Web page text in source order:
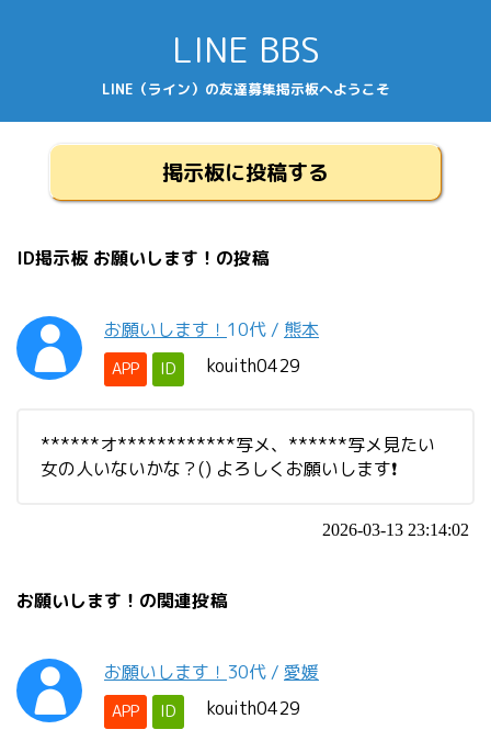
LINE BBS
LINE（ライン）の友達募集掲示板へようこそ
掲示板に投稿する
ID掲示板 お願いします！の投稿
お願いします！ 10代 / 熊本
APP ID kouith0429
******オ************写メ、******写メ見たい
女の人いないかな？() よろしくお願いします❗
2026-03-13 23:14:02
お願いします！の関連投稿
お願いします！ 30代 / 愛媛
APP ID kouith0429